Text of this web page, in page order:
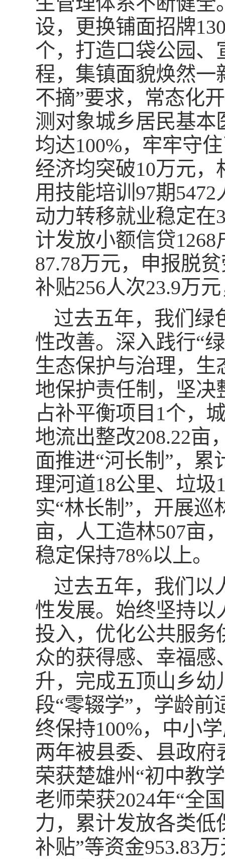
设，更换铺面招牌
个，打造口袋公园、
程，集镇面貌焕然一
不摘”要求，常态化
测对象城乡居民基本
均达100%，牢牢守
经济均突破10万元
用技能培训97期
动力转移就业稳定在
计发放小额信贷1268
87.78万元，申报脱
补贴256人次23.9万
过去五年，我们绿
性改善。深入践行“
生态保护与治理，
地保护责任制，坚决
占补平衡项目1个，
地流出整改208.22亩
面推进“河长制”，累
理河道18公里、垃
实“林长制”，开展巡
亩，人工造林507亩
稳定保持78%以上。
过去五年，我们以
性发展。始终坚持以
投入，优化公共服务
众的获得感、幸福
升，完成五顶山乡
段“零辍学”，学龄
终保持100%，中小
两年被县委、县政
荣获楚雄州“初中教
老师荣获2024年“全
力，累计发放各类低
补贴”等资金953.83